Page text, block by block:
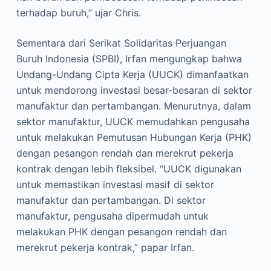
terhadap buruh,” ujar Chris.
Sementara dari Serikat Solidaritas Perjuangan
Buruh Indonesia (SPBI), Irfan mengungkap bahwa
Undang-Undang Cipta Kerja (UUCK) dimanfaatkan
untuk mendorong investasi besar-besaran di sektor
manufaktur dan pertambangan. Menurutnya, dalam
sektor manufaktur, UUCK memudahkan pengusaha
untuk melakukan Pemutusan Hubungan Kerja (PHK)
dengan pesangon rendah dan merekrut pekerja
kontrak dengan lebih fleksibel. “UUCK digunakan
untuk memastikan investasi masif di sektor
manufaktur dan pertambangan. Di sektor
manufaktur, pengusaha dipermudah untuk
melakukan PHK dengan pesangon rendah dan
merekrut pekerja kontrak,” papar Irfan.